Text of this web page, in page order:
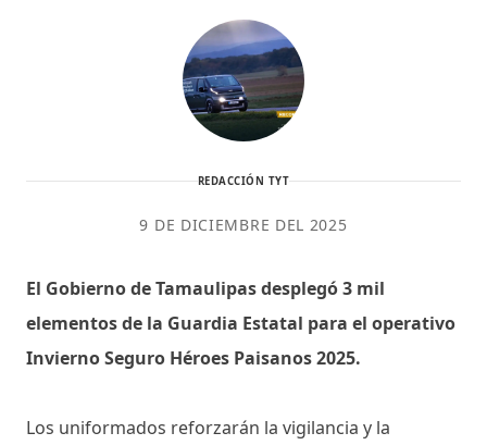
REDACCIÓN TYT
9 DE DICIEMBRE DEL 2025
El Gobierno de Tamaulipas desplegó 3 mil
elementos de la Guardia Estatal para el operativo
Invierno Seguro Héroes Paisanos 2025.
Los uniformados reforzarán la vigilancia y la